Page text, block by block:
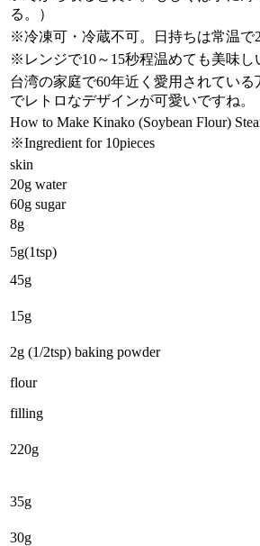
る。）
※冷凍可・冷蔵不可。日持ちは常温で2
※レンジで10～15秒程温めても美味し
台湾の家庭で60年近く愛用されている
でレトロなデザインが可愛いですね。
How to Make Kinako (Soybean Flour)
※Ingredient for 10pieces
skin
20g water
60g sugar
8g
5g(1tsp)
45g
15g
2g (1/2tsp) baking powder
flour
filling
220g
35g
30g